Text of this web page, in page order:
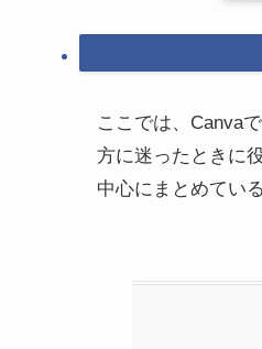
ここでは、Canva
方に迷ったときに
中心にまとめてい